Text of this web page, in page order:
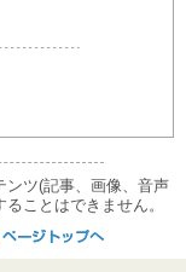
ンツ(記事、画像、音声
ことはできません。